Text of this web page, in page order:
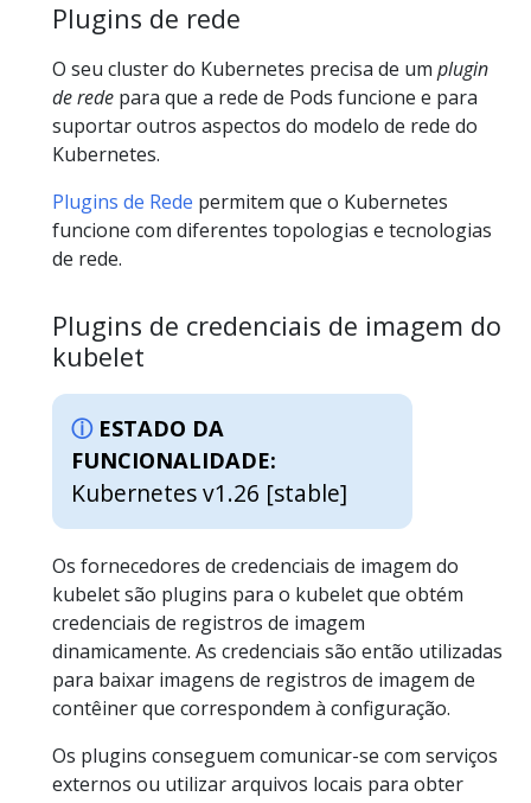
Plugins de rede
O seu cluster do Kubernetes precisa de um plugin
de rede para que a rede de Pods funcione e para
suportar outros aspectos do modelo de rede do
Kubernetes.
Plugins de Rede permitem que o Kubernetes
funcione com diferentes topologias e tecnologias
de rede.
Plugins de credenciais de imagem do
kubelet
ESTADO DA
FUNCIONALIDADE:
Kubernetes v1.26 [stable]
Os fornecedores de credenciais de imagem do
kubelet são plugins para o kubelet que obtém
credenciais de registros de imagem
dinamicamente. As credenciais são então utilizadas
para baixar imagens de registros de imagem de
contêiner que correspondem à configuração.
Os plugins conseguem comunicar-se com serviços
externos ou utilizar arquivos locais para obter